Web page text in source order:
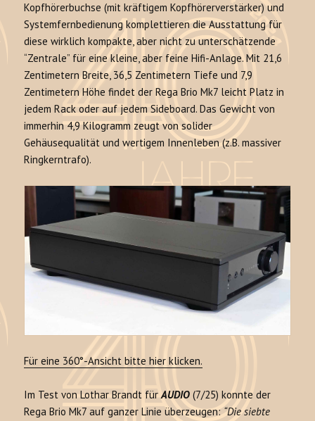
Kopfhörerbuchse (mit kräftigem Kopfhörerverstärker) und
Systemfernbedienung komplettieren die Ausstattung für
diese wirklich kompakte, aber nicht zu unterschätzende
“Zentrale” für eine kleine, aber feine Hifi-Anlage. Mit 21,6
Zentimetern Breite, 36,5 Zentimetern Tiefe und 7,9
Zentimetern Höhe findet der Rega Brio Mk7 leicht Platz in
jedem Rack oder auf jedem Sideboard. Das Gewicht von
immerhin 4,9 Kilogramm zeugt von solider
Gehäusequalität und wertigem Innenleben (z.B. massiver
Ringkerntrafo).
Für eine 360°-Ansicht bitte hier klicken.
Im Test von Lothar Brandt fürAUDIO (7/25) konnte der
Rega Brio Mk7 auf ganzer Linie überzeugen:“Die siebte